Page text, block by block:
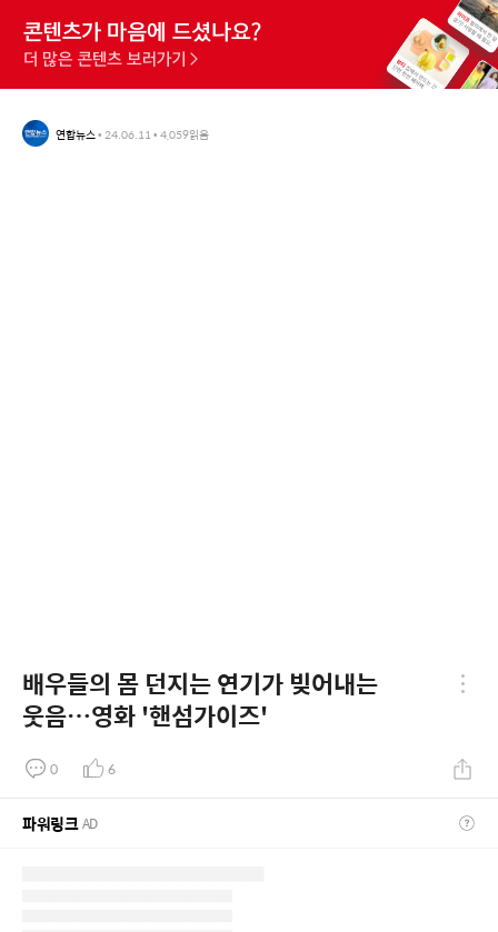
연합뉴스 • 24.06.11 • 4,059읽음
배우들의 몸 던지는 연기가 빚어내는
웃음…영화 '핸섬가이즈'
0 6
파워링크AD